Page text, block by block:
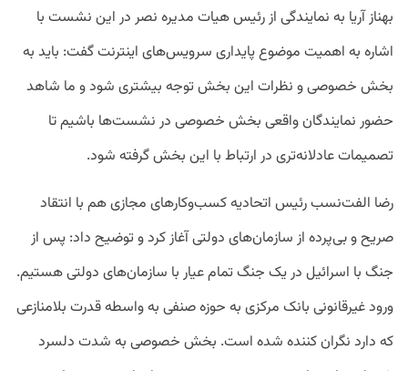
بهناز آریا به نمایندگی از رئیس هیات مدیره نصر در این نشست با
اشاره به اهمیت موضوع پایداری سرویس‌های اینترنت گفت: باید به
بخش خصوصی و نظرات این بخش توجه بیشتری شود و ما شاهد
حضور نمایندگان واقعی بخش خصوصی در نشست‌ها باشیم تا
تصمیمات عادلانه‌تری در ارتباط با این بخش گرفته شود.
رضا الفت‌نسب رئیس اتحادیه کسب‌وکارهای مجازی هم با انتقاد
صریح و بی‌پرده از سازمان‌های دولتی آغاز کرد و توضیح داد: پس از
جنگ با اسرائیل در یک جنگ تمام عیار با سازمان‌های دولتی هستیم.
ورود غیرقانونی بانک مرکزی به حوزه صنفی به واسطه قدرت بلامنازعی
که دارد نگران کننده شده است. بخش خصوصی به شدت دلسرد